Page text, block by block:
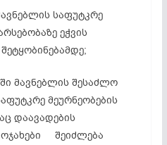
საფუტკრე
ეჭვის
მავნებლის შესაძლო
მეურნეობების
დაავადების
შეიძლება